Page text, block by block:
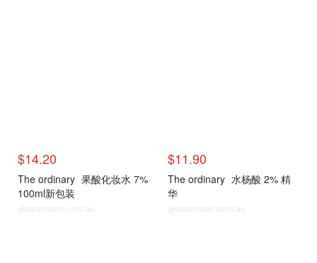
$14.20
The ordinary 果酸化妆水 7%
100ml新包装
@dealmoon.com.au
$11.90
The ordinary 水杨酸 2% 精
华
@dealmoon.com.au